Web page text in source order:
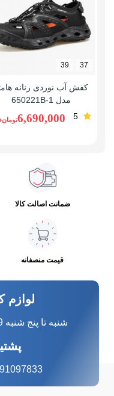
37
39
کفش آب نوردی زنانه
مدل 650221B-1
5
6,690,000
ضمانت اصالت کالا
قیمت منصفانه
لوازم
شنبه تا پنج شنبه 9 الی 22 و جمعه ها 12 الی 20
| 0919-8057244